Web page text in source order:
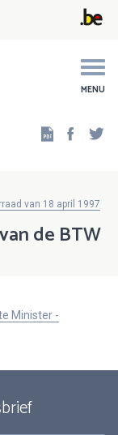
MENU
van 18 april 1997
de BTW
Minister -